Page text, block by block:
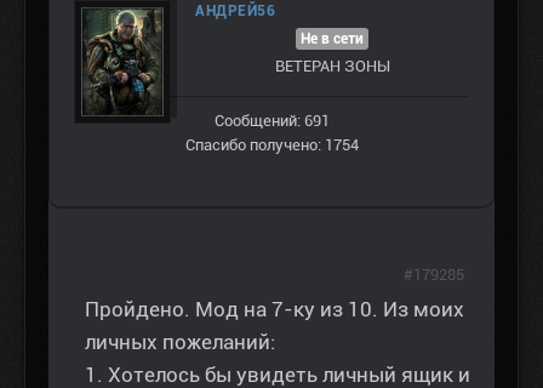
АНДРЕЙ56
Не в сети
ВЕТЕРАН ЗOНЫ
Сообщений: 691
Спасибо получено: 1754
Пройдено. Мод на 7-ку из 10. Из моих
личных пожеланий:
1. Хотелось бы увидеть личный ящик и
#179285